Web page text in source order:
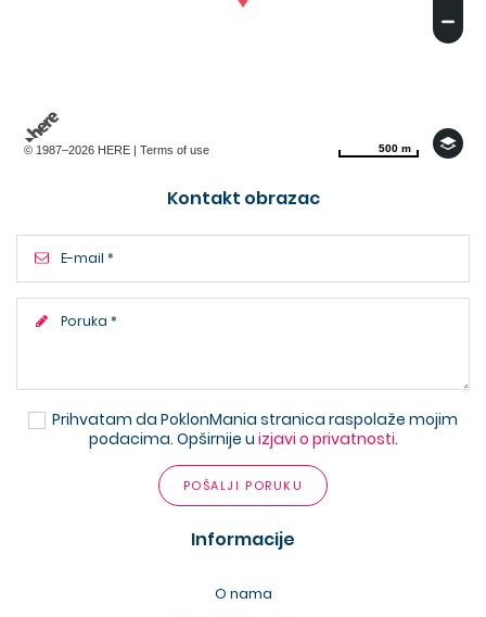
© 1987–2026 HERE | Terms of use 500 m
500 m
Kontakt obrazac
Prihvatam da PoklonMania stranica raspolaže mojim
podacima. Opširnije u izjavi o privatnosti.
POŠALJI PORUKU
Informacije
O nama